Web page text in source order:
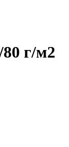
г/м2